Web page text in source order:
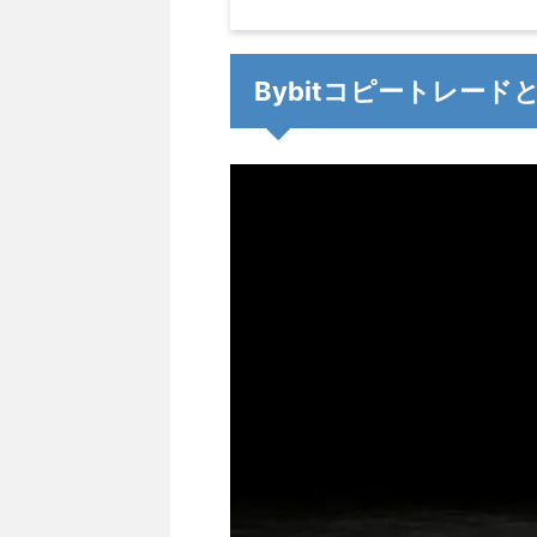
Bybitコピートレード